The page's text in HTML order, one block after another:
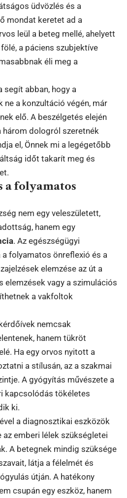
üdvözlés és a
mondat keretet ad a
leül a beteg mellé, ahelyett
a páciens szubjektíve
éli meg a
abban, hogy a
a konzultáció végén, már
elő. A beszélgetés elején
három dologról szeretnék
el, Önnek mi a legégetőbb
időt takarít meg és
a folyamatos
nem egy veleszületett,
hanem egy
. Az egészségügyi
folyamatos önreflexió és a
elemzése az út a
elemzések vagy a szimulációs
a vakfoltok
nemcsak
hanem tükröt
Ha egy orvos nyitott a
a stílusán, az a szakmai
A gyógyítás művészete a
kapcsolódás tökéletes
ki.
a diagnosztikai eszközök
emberi lélek szükségletei
A betegnek mindig szüksége
látja a félelmét és
útján. A hatékony
csupán egy eszköz, hanem